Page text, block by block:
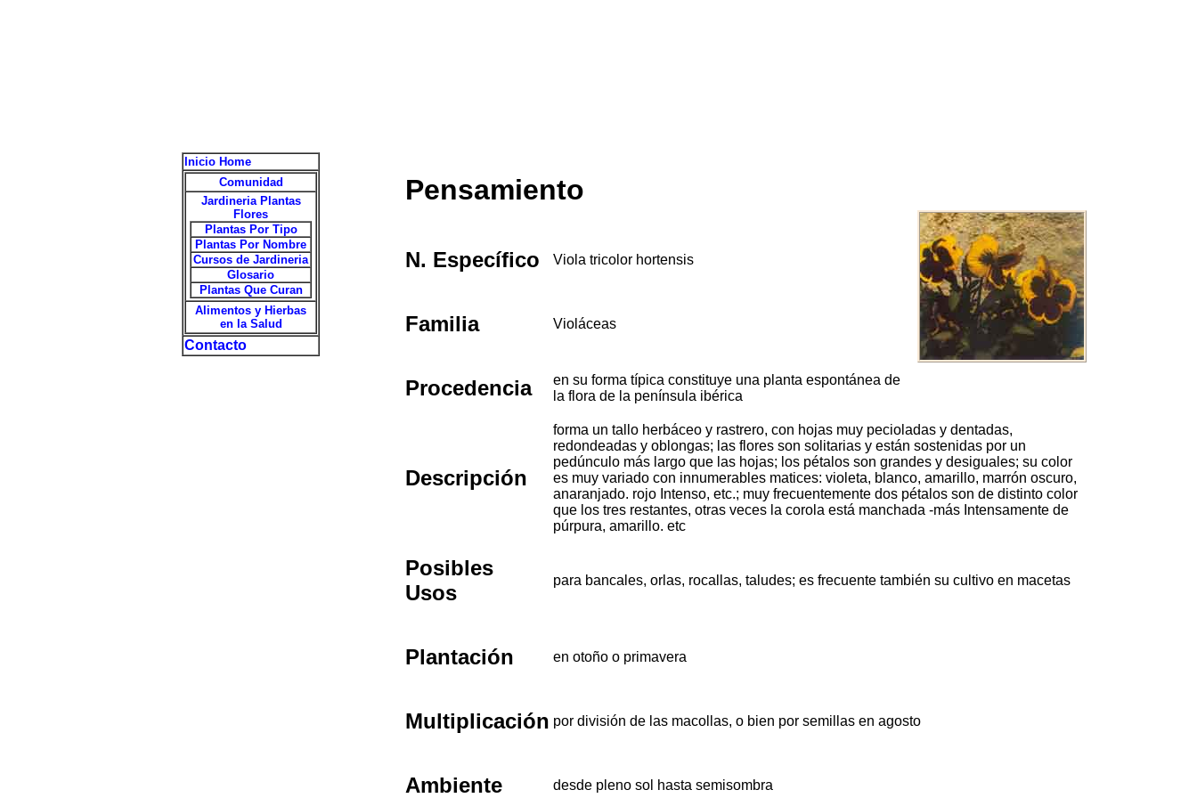
Inicio Home
Comunidad
Jardineria Plantas
Flores
Plantas Por Tipo
Plantas Por Nombre
Cursos de Jardineria
Glosario
Plantas Que Curan
Alimentos y Hierbas
en la Salud
Contacto
Pensamiento
N. Específico Viola tricolor hortensis
Familia Violáceas
Procedencia
en su forma típica constituye una planta espontánea de
la flora de la península ibérica
Descripción
forma un tallo herbáceo y rastrero, con hojas muy pecioladas y dentadas,
redondeadas y oblongas; las flores son solitarias y están sostenidas por un
pedúnculo más largo que las hojas; los pétalos son grandes y desiguales; su color
es muy variado con innumerables matices: violeta, blanco, amarillo, marrón oscuro,
anaranjado. rojo Intenso, etc.; muy frecuentemente dos pétalos son de distinto color
que los tres restantes, otras veces la corola está manchada -más Intensamente de
púrpura, amarillo. etc
Posibles
Usos
para bancales, orlas, rocallas, taludes; es frecuente también su cultivo en macetas
Plantación en otoño o primavera
Multiplicación por división de las macollas, o bien por semillas en agosto
Ambiente desde pleno sol hasta semisombra